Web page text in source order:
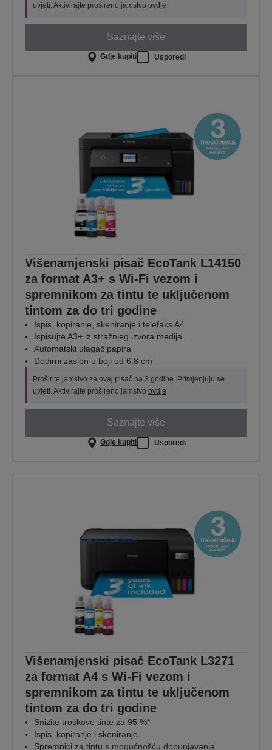
uvjeti. Aktivirajte prošireno jamstvo ovdje
Saznajte više
Gdje kupiti Usporedi
Višenamjenski pisač EcoTank L14150
za format A3+ s Wi-Fi vezom i
spremnikom za tintu te uključenom
tintom za do tri godine
Ispis, kopiranje, skeniranje i telefaks A4
Ispisujte A3+ iz stražnjeg izvora medija
Automatski ulagač papira
Dodirni zaslon u boji od 6,8 cm
Proširite jamstvo za ovaj pisač na 3 godine. Primjenjuju se
uvjeti. Aktivirajte prošireno jamstvo ovdje
Saznajte više
Gdje kupiti Usporedi
Višenamjenski pisač EcoTank L3271
za format A4 s Wi-Fi vezom i
spremnikom za tintu te uključenom
tintom za do tri godine
Snizite troškove tinte za 95 %*
Ispis, kopiranje i skeniranje
Spremnici za tintu s mogućnošću dopunjavanja